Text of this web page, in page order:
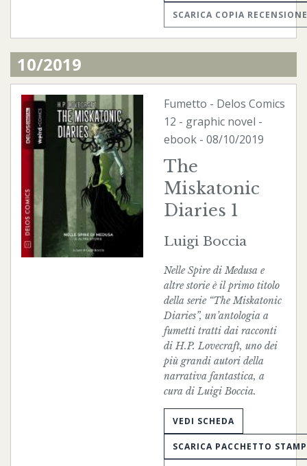
SCARICA COPIA RECENSIONE
10/2019
Fumetto - Delos Comics
12 - graphic novel -
ebook - 08/10/2019
The
Miskatonic
Diaries 1
Luigi Boccia
Nelle Spire di Medusa e
altre storie è il primo titolo
della serie “The Miskatonic
Diaries”, un’antologia a
fumetti tratti dai racconti
di H.P. Lovecraft, uno dei
più grandi autori della
narrativa fantastica, a
cura di Luigi Boccia.
VEDI SCHEDA
SCARICA PACCHETTO